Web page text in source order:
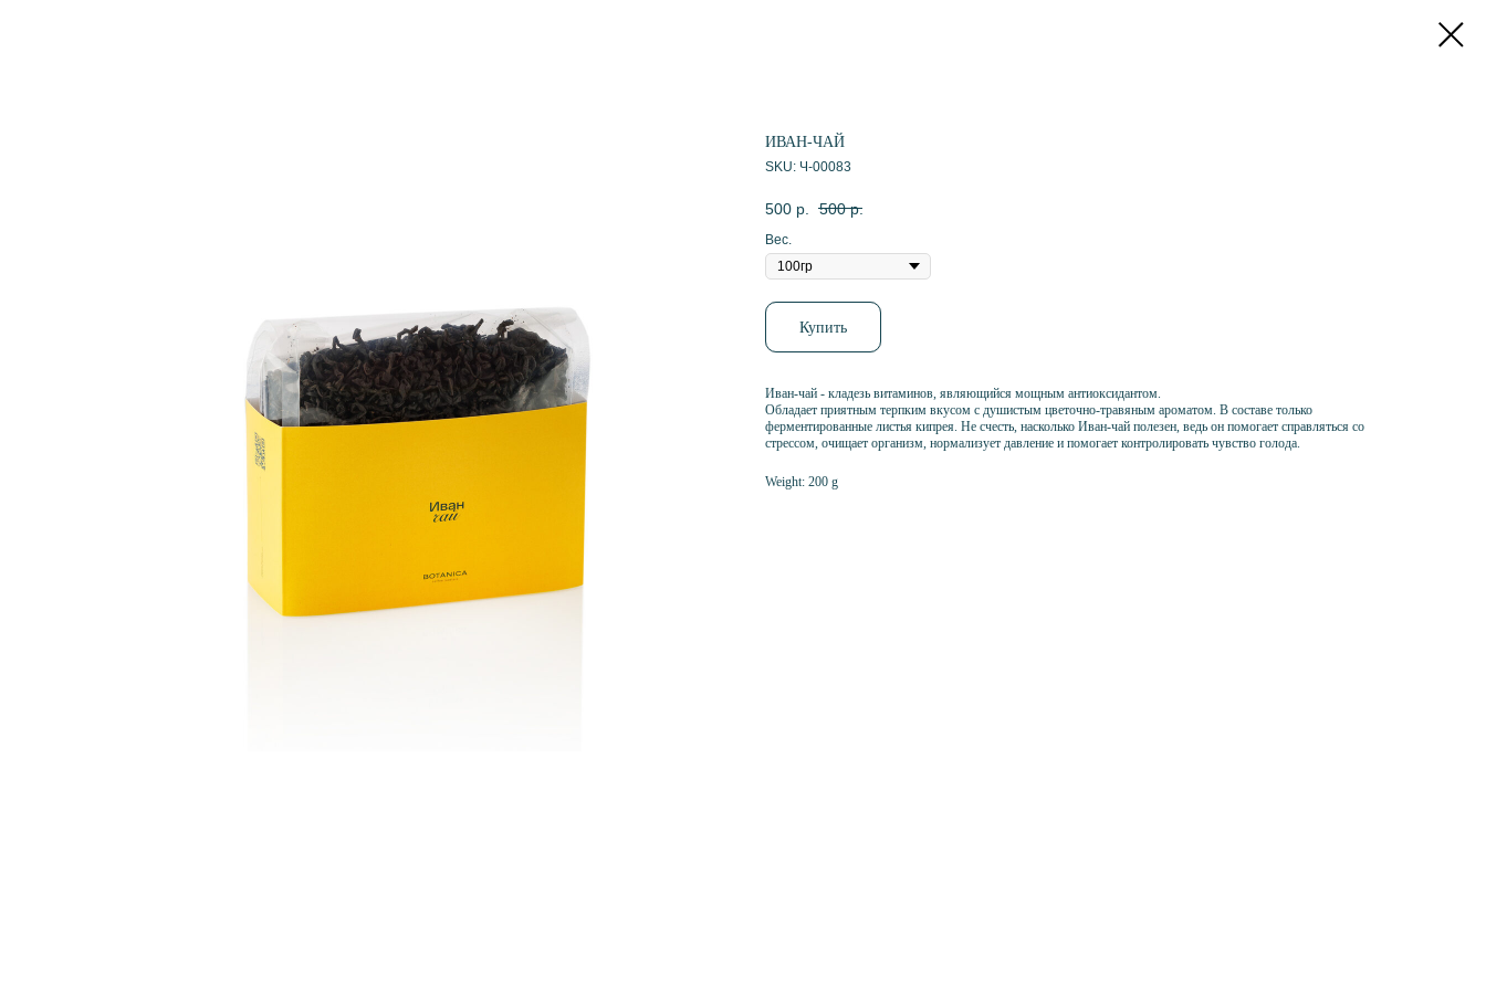
ИВАН-ЧАЙ
SKU: Ч-00083
500 р. 500 р.
Вес.
Купить
Иван-чай - кладезь витаминов, являющийся мощным антиоксидантом.
Обладает приятным терпким вкусом с душистым цветочно-травяным ароматом. В составе только
ферментированные листья кипрея. Не счесть, насколько Иван-чай полезен, ведь он помогает справляться со
стрессом, очищает организм, нормализует давление и помогает контролировать чувство голода.
Weight: 200 g